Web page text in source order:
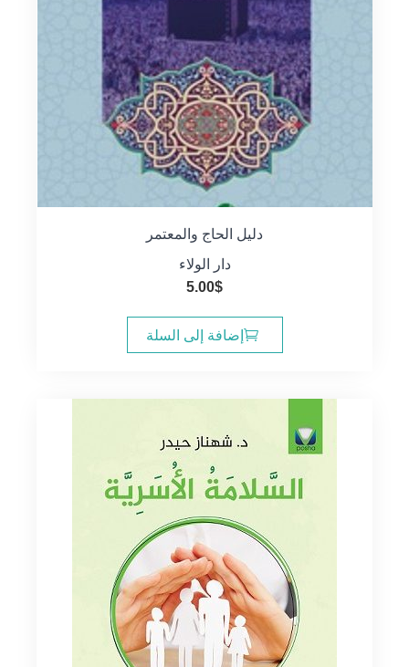
دليل الحاج والمعتمر
دار الولاء
5.00$
إضافة إلى السلة